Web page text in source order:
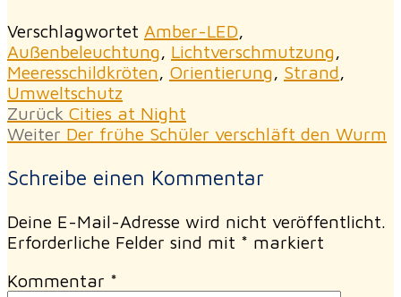
Verschlagwortet Amber-LED,
Außenbeleuchtung, Lichtverschmutzung,
Meeresschildkröten, Orientierung, Strand,
Umweltschutz
Beitragsnavigation
Zurück Vorheriger
Beitrag:
Cities at Night
Weiter Nächster
Der frühe Schüler verschläft den Wurm
Schreibe einen Kommentar
Deine E-Mail-Adresse wird nicht veröffentlicht.
Erforderliche Felder sind mit * markiert
Kommentar *